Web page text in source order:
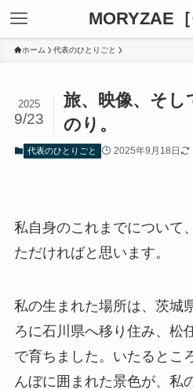
MORYZAE［
ホーム 代表のひとりごと
旅、映像、そし
のり。
2025
9/23
代表のひとりごと 2025年9月18日
私自身のこれまでについて
ただければと思います。
私の生まれた場所は、茨城
ろに石川県へ移り住み、松
で育ちました。いたるとこ
んぼに囲まれた景色が、私